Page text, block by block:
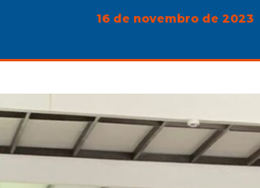
16 de novembro de 2023